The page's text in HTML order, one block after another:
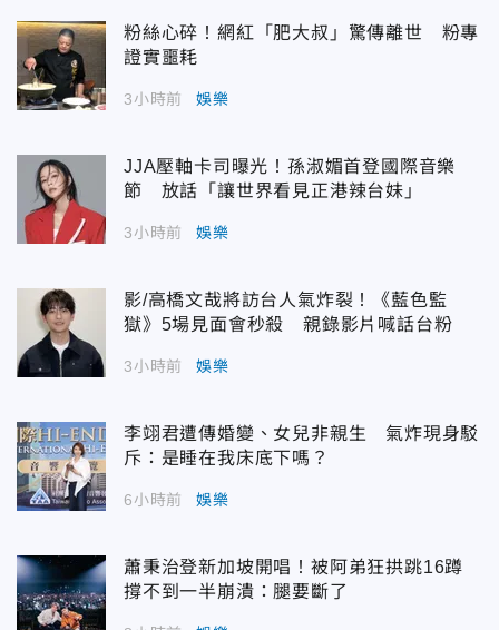
粉絲心碎！網紅「肥大叔」驚傳離世 粉專
證實噩耗
3小時前 娛樂
JJA壓軸卡司曝光！孫淑媚首登國際音樂
節 放話「讓世界看見正港辣台妹」
3小時前 娛樂
影/高橋文哉將訪台人氣炸裂！《藍色監
獄》5場見面會秒殺 親錄影片喊話台粉
3小時前 娛樂
李翊君遭傳婚變、女兒非親生 氣炸現身駁
斥：是睡在我床底下嗎？
6小時前 娛樂
蕭秉治登新加坡開唱！被阿弟狂拱跳16蹲
撐不到一半崩潰：腿要斷了